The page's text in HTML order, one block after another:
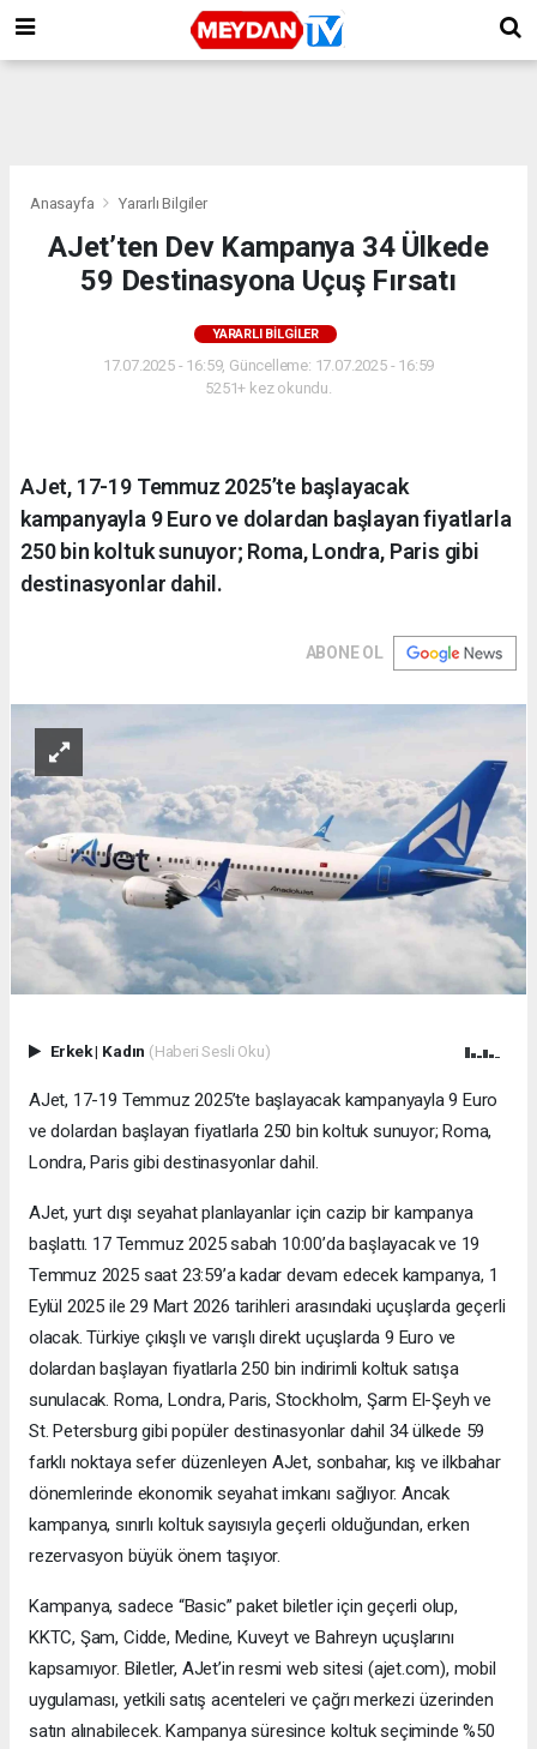
Anasayfa Yararlı Bilgiler
AJet’ten Dev Kampanya 34 Ülkede
59 Destinasyona Uçuş Fırsatı
YARARLI BILGILER
17.07.2025 - 16:59, Güncelleme: 17.07.2025 - 16:59
5251+ kez okundu.
AJet, 17-19 Temmuz 2025’te başlayacak
kampanyayla 9 Euro ve dolardan başlayan fiyatlarla
250 bin koltuk sunuyor; Roma, Londra, Paris gibi
destinasyonlar dahil.
ABONE OL
Erkek| Kadın (Haberi Sesli Oku)
AJet, 17-19 Temmuz 2025’te başlayacak kampanyayla 9 Euro
ve dolardan başlayan fiyatlarla 250 bin koltuk sunuyor; Roma,
Londra, Paris gibi destinasyonlar dahil.
AJet, yurt dışı seyahat planlayanlar için cazip bir kampanya
başlattı. 17 Temmuz 2025 sabah 10:00’da başlayacak ve 19
Temmuz 2025 saat 23:59’a kadar devam edecek kampanya, 1
Eylül 2025 ile 29 Mart 2026 tarihleri arasındaki uçuşlarda geçerli
olacak. Türkiye çıkışlı ve varışlı direkt uçuşlarda 9 Euro ve
dolardan başlayan fiyatlarla 250 bin indirimli koltuk satışa
sunulacak. Roma, Londra, Paris, Stockholm, Şarm El-Şeyh ve
St. Petersburg gibi popüler destinasyonlar dahil 34 ülkede 59
farklı noktaya sefer düzenleyen AJet, sonbahar, kış ve ilkbahar
dönemlerinde ekonomik seyahat imkanı sağlıyor. Ancak
kampanya, sınırlı koltuk sayısıyla geçerli olduğundan, erken
rezervasyon büyük önem taşıyor.
Kampanya, sadece “Basic” paket biletler için geçerli olup,
KKTC, Şam, Cidde, Medine, Kuveyt ve Bahreyn uçuşlarını
kapsamıyor. Biletler, AJet’in resmi web sitesi (ajet.com), mobil
uygulaması, yetkili satış acenteleri ve çağrı merkezi üzerinden
satın alınabilecek. Kampanya süresince koltuk seçiminde %50